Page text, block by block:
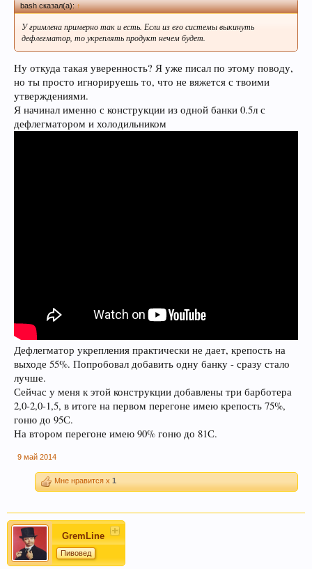
bash сказал(а):↑
У гримлена примерно так и есть. Если из его системы выкинуть
дефлегматор, то укреплять продукт нечем будет.
Ну откуда такая уверенность? Я уже писал по этому поводу,
но ты просто игнорируешь то, что не вяжется с твоими
утверждениями.
Я начинал именно с конструкции из одной банки 0.5л с
дефлегматором и холодильником
Дефлегматор укрепления практически не дает, крепость на
выходе 55%. Попробовал добавить одну банку - сразу стало
лучше.
Сейчас у меня к этой конструкции добавлены три барботера
2,0-2,0-1,5, в итоге на первом перегоне имею крепость 75%,
гоню до 95С.
На втором перегоне имею 90% гоню до 81С.
9 май 2014
Мне нравится x 1
GremLine
Пивовед